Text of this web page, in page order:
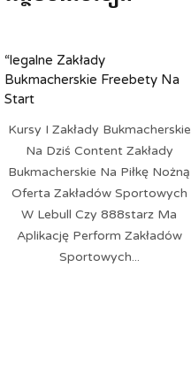
“legalne Zakłady
Bukmacherskie Freebety Na
Start
Kursy I Zakłady Bukmacherskie
Na Dziś Content Zakłady
Bukmacherskie Na Piłkę Nożną
Oferta Zakładów Sportowych
W Lebull Czy 888starz Ma
Aplikację Perform Zakładów
Sportowych...